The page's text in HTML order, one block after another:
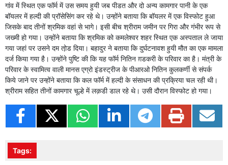
गांव में स्थित एक फॉर्म में उस समय हुयी जब पीडत और दो अन्य कामगार पानी के एक
बॉयलर में हल्दी की प्रॉसेसिंग कर रहे थे। उन्होंने बताया कि बॉयलर में एक विस्फोट हुआ
जिसके बाद तीनों श्रमिक वहां से भागे। इसी बीच श्रीराम जमीन पर गिरा और गंभीर रूप से
जख्मी हो गया। उन्होंने बताया कि श्रमिक को कमलेश्वर शहर स्थित एक अस्पताल ले जाया
गया जहां पर उसने दम तो़ड दिया। बहादुर ने बताया कि दुर्घटनावश हुयी मौत का एक मामला
दर्ज किया गया है। उन्होंने पुष्टि की कि यह फॉर्म नितिन ग़डकरी के परिवार का है। मंत्री के
परिवार के स्वामित्व वाली मानस एग्रो इंडस्ट्रीज के पीआरओ नितिन कुलकर्णी से संपर्क
किये जाने पर उन्होंने बताया कि कल फॉर्म में हल्दी के संसाधन की प्रक्रिया चल रही थी।
श्रीराम सहित तीनों कामगार चूल्हे में लक़डी डाल रहे थे। उसी दौरान विस्फोट हो गया।
Tags: